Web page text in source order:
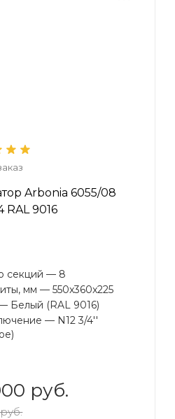
Arbonia 6055/08
RAL 9016
секций — 8
мм — 550x360x225
Белый (RAL 9016)
— N12 3/4''
руб.